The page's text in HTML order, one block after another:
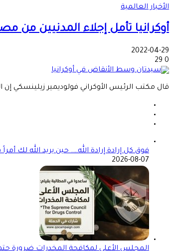
الأخبار العالمية
أوكرانيا تأمل إجلاء المدنيين من
2022-04-29
0
قال مكتب الرئيس الأوكراني فولوديمير زيلينسكي
فوق كل إرادة إرادة الله…. حين يريد الله لك
2026-08-07
المجلس الأعلى لمكافحة المخدرات ضرورة